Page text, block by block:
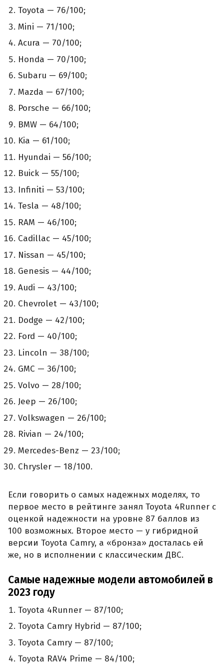
Toyota — 76/100;
Mini — 71/100;
Acura — 70/100;
Honda — 70/100;
Subaru — 69/100;
Mazda — 67/100;
Porsche — 66/100;
BMW — 64/100;
Kia — 61/100;
Hyundai — 56/100;
Buick — 55/100;
Infiniti — 53/100;
Tesla — 48/100;
RAM — 46/100;
Cadillac — 45/100;
Nissan — 45/100;
Genesis — 44/100;
Audi — 43/100;
Chevrolet — 43/100;
Dodge — 42/100;
Ford — 40/100;
Lincoln — 38/100;
GMC — 36/100;
Volvo — 28/100;
Jeep — 26/100;
Volkswagen — 26/100;
Rivian — 24/100;
Mercedes-Benz — 23/100;
Chrysler — 18/100.
Если говорить о самых надежных моделях, то
первое место в рейтинге занял Toyota 4Runner с
оценкой надежности на уровне 87 баллов из
100 возможных. Второе место — у гибридной
версии Toyota Camry, а «бронза» досталась ей
же, но в исполнении с классическим ДВС.
Самые надежные модели автомобилей в
2023 году
Toyota 4Runner — 87/100;
Toyota Camry Hybrid — 87/100;
Toyota Camry — 87/100;
Toyota RAV4 Prime — 84/100;